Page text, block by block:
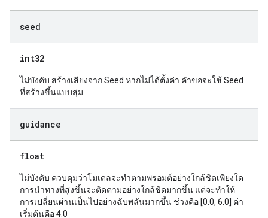
seed
int32
ไม่บังคับ สร้างเสียงจาก Seed หากไม่ได้ตั้งค่า คำขอจะใช้ Seed
ที่สร้างขึ้นแบบสุ่ม
guidance
float
ไม่บังคับ ควบคุมว่าโมเดลจะทำตามพรอมต์อย่างใกล้ชิดเพียงใด
การนำทางที่สูงขึ้นจะติดตามอย่างใกล้ชิดมากขึ้น แต่จะทำให้
การเปลี่ยนผ่านเป็นไปอย่างฉับพลันมากขึ้น ช่วงคือ [0.0, 6.0] ค่า
เริ่มต้นคือ 4.0